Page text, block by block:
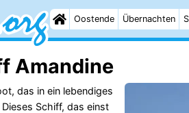
Oostende Übernachten
Amandine
das in ein lebendiges
Schiff, das einst